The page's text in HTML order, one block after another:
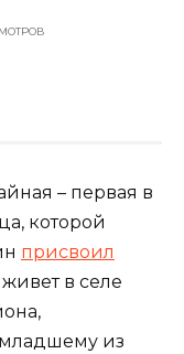
– первая в
которой
присвоил
в селе
младшему из